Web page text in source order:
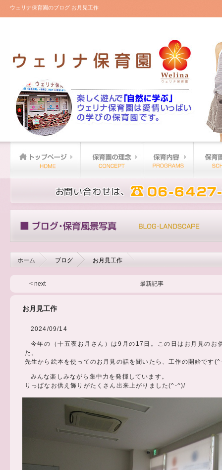
ウェリナ保育園のブログ お月見工作
ホーム ブログ お月見工作
< next 最新記事
お月見工作
2024/09/14
今年の（十五夜お月さん）は9月の17日。この日はお月見のお
た。
先生から絵本を使ってのお月見の話を聞いたら、工作の開始です
みんな楽しみながら集中力を発揮しています。
りっぱなお供え飾りがたくさん出来上がりました(^-^)/